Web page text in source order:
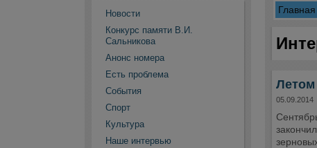
Новости
Конкурс памяти В.И.
Сальникова
Анонс номера
Есть проблема
События
Спорт
Культура
Наше интервью
Главная
05.09.2014